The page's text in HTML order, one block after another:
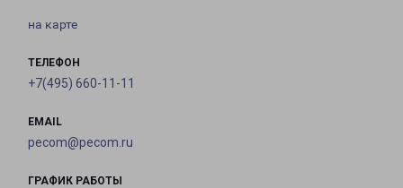
на карте
ТЕЛЕФОН
+7(495) 660-11-11
EMAIL
pecom@pecom.ru
ГРАФИК РАБОТЫ